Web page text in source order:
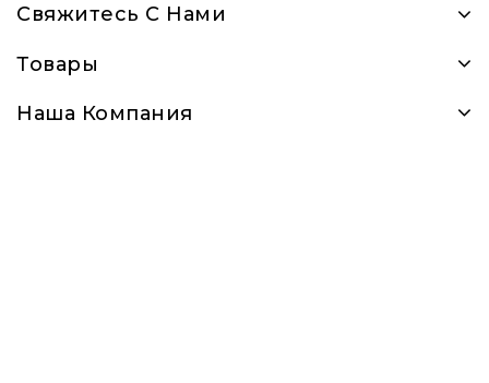
Свяжитесь С Нами
Товары
Наша Компания